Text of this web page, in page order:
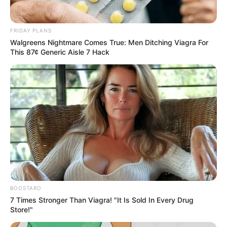
ΔΗΜΟΦΙΛΗ ΑΡΘΡΑ
Η Ρωσία κινητοποίησε το πυρηνικό
FRIDAY PLANS
Walgreens Nightmare Comes True: Men Ditching Viagra For
This 87¢ Generic Aisle 7 Hack
BOOSTARO
7 Times Stronger Than Viagra! "It Is Sold In Every Drug
Store!"